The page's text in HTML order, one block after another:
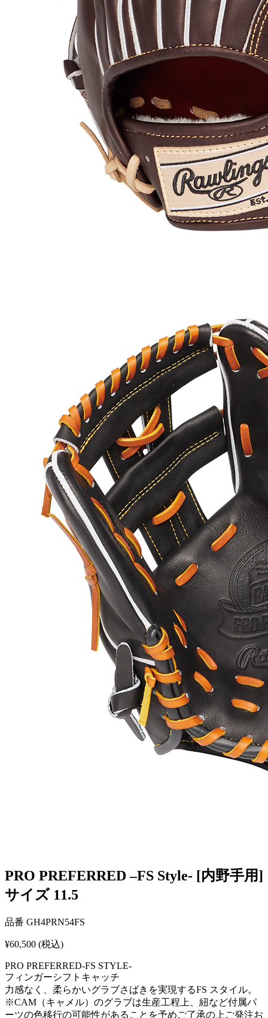
PRO PREFERRED –FS Style- [内野手用]
サイズ 11.5
品番 GH4PRN54FS
¥60,500 (税込)
PRO PREFERRED-FS STYLE-
フィンガーシフトキャッチ
力感なく、柔らかいグラブさばきを実現するFS スタイル。
※CAM（キャメル）のグラブは生産工程上、紐など付属パ
ーツの色移行の可能性があることを予めご了承の上ご発注お